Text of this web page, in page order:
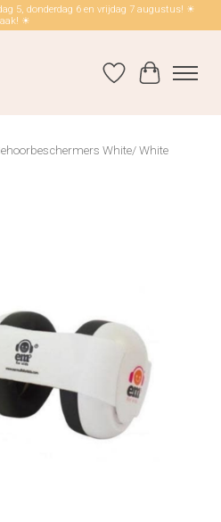
5, donderdag 6 en vrijdag 7 augustus! ☀
☀
Verlanglijst
White/ White